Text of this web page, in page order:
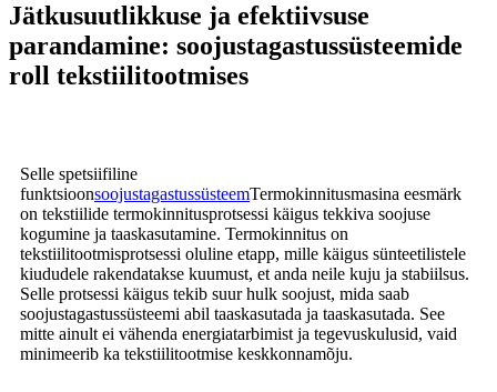
Jätkusuutlikkuse ja efektiivsuse
parandamine: soojustagastussüsteemide
roll tekstiilitootmises
Selle spetsiifiline
funktsioonsoojustagastussüsteemTermokinnitusmasina eesmärk
on tekstiilide termokinnitusprotsessi käigus tekkiva soojuse
kogumine ja taaskasutamine. Termokinnitus on
tekstiilitootmisprotsessi oluline etapp, mille käigus sünteetilistele
kiududele rakendatakse kuumust, et anda neile kuju ja stabiilsus.
Selle protsessi käigus tekib suur hulk soojust, mida saab
soojustagastussüsteemi abil taaskasutada ja taaskasutada. See
mitte ainult ei vähenda energiatarbimist ja tegevuskulusid, vaid
minimeerib ka tekstiilitootmise keskkonnamõju.